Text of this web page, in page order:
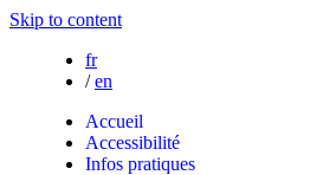
Skip to content
fr
/ en
Accueil
Accessibilité
Infos pratiques